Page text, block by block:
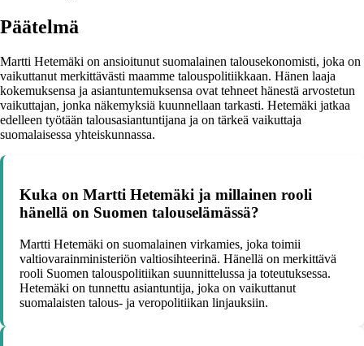
Päätelmä
Martti Hetemäki on ansioitunut suomalainen talousekonomisti, joka on
vaikuttanut merkittävästi maamme talouspolitiikkaan. Hänen laaja
kokemuksensa ja asiantuntemuksensa ovat tehneet hänestä arvostetun
vaikuttajan, jonka näkemyksiä kuunnellaan tarkasti. Hetemäki jatkaa
edelleen työtään talousasiantuntijana ja on tärkeä vaikuttaja
suomalaisessa yhteiskunnassa.
Kuka on Martti Hetemäki ja millainen rooli
hänellä on Suomen talouselämässä?
Martti Hetemäki on suomalainen virkamies, joka toimii
valtiovarainministeriön valtiosihteerinä. Hänellä on merkittävä
rooli Suomen talouspolitiikan suunnittelussa ja toteutuksessa.
Hetemäki on tunnettu asiantuntija, joka on vaikuttanut
suomalaisten talous- ja veropolitiikan linjauksiin.